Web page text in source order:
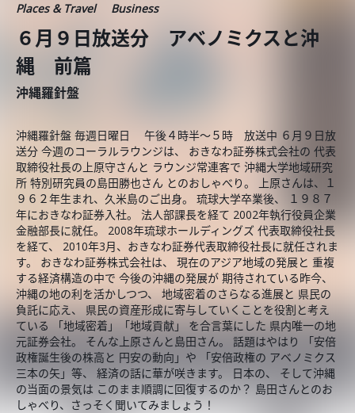
Places & Travel Business
６月９日放送分 アベノミクスと沖
縄 前篇
沖縄羅針盤
沖縄羅針盤 毎週日曜日 午後４時半～５時 放送中 ６月９日放
送分 今週のコーラルラウンジは、 おきなわ証券株式会社の 代表
取締役社長の上原守さんと ラウンジ常連客で 沖縄大学地域研究
所 特別研究員の島田勝也さん とのおしゃべり。 上原さんは、１
９６２年生まれ、久米島のご出身。 琉球大学卒業後、 １９８７
年におきなわ証券入社。 法人部課長を経て 2002年執行役員企業
金融部長に就任。 2008年琉球ホールディングズ 代表取締役社長
を経て、 2010年3月、おきなわ証券代表取締役社長に就任されま
す。 おきなわ証券株式会社は、 現在のアジア地域の発展と 重複
する経済構造の中で 今後の沖縄の発展が 期待されている昨今、
沖縄の地の利を活かしつつ、 地域密着のさらなる進展と 県民の
負託に応え、 県民の資産形成に寄与していくことを役割と考え
ている 「地域密着」「地域貢献」 を合言葉にした 県内唯一の地
元証券会社。 そんな上原さんと島田さん。 話題はやはり 「安倍
政権誕生後の株高と 円安の動向」や 「安倍政権の アベノミクス
三本の矢」等、 経済の話に華が咲きます。 日本の、 そして沖縄
の当面の景気は このまま順調に回復するのか？ 島田さんとのお
しゃべり、さっそく聞いてみましょう！